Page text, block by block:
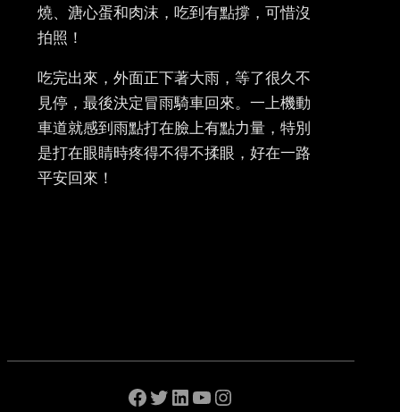
燒、溏心蛋和肉沫，吃到有點撐，可惜沒
拍照！
吃完出來，外面正下著大雨，等了很久不
見停，最後決定冒雨騎車回來。一上機動
車道就感到雨點打在臉上有點力量，特別
是打在眼睛時疼得不得不揉眼，好在一路
平安回來！
Facebook
Twitter
LinkedIn
YouTube
Instagram